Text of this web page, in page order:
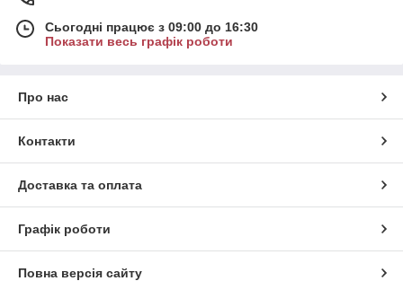
Сьогодні працює з 09:00 до 16:30
Показати весь графік роботи
Про нас
Контакти
Доставка та оплата
Графік роботи
Повна версія сайту